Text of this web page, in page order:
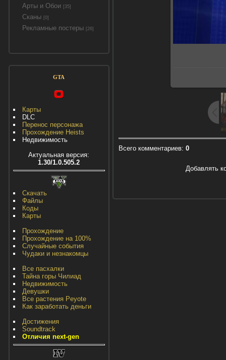
Арты и Обои [35]
Сканы [0]
Рекламные постеры [26]
GTA
Карты
DLC
Перенос персонажа
Прохождение Heists
Недвижимость
Актуальная версия:
1.30/1.0.505.2
Скачать
Файлы
Коды
Карты
Прохождение
Прохождение на 100%
Случайные события
Чудаки и незнакомцы
Все пасхалки
Тайна горы Чилиад
Недвижимость
Девушки
Все растения Peyote
Как заработать деньги
Достижения
Soundtrack
Отличия next-gen
Всего комментариев: 0
Добавлять